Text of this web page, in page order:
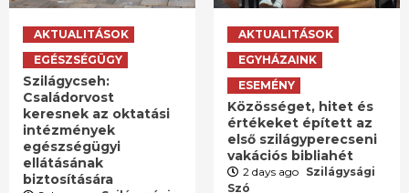
AKTUALITÁSOK
EGÉSZSÉGÜGY
Szilágycseh:
Családorvost
keresnek az oktatási
intézmények
egészségügyi
ellátásának
biztosítására
AKTUALITÁSOK
EGYHÁZAINK
ESEMÉNY
Közösséget, hitet és
értékeket épített az
első szilágyperecseni
vakációs bibliahét
2 days ago Szilágysági
Szó